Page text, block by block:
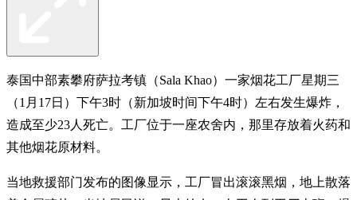
泰国中部素攀府萨拉考镇（Sala Khao）一家烟花工厂星期三
（1月17日）下午3时（新加坡时间下午4时）左右发生爆炸，
造成至少23人死亡。工厂位于一座农舍内，那里存放着火药和
其他烟花原材料。
当地救援部门发布的图像显示，工厂冒出滚滚黑烟，地上散落